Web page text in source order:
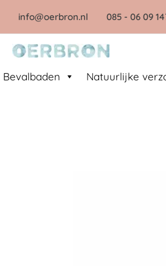
de
inhoud
info@oerbron.nl 085 - 06 09
Bevalbaden Natuurlijke